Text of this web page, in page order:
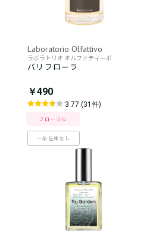
Laboratorio Olfattivo
ラボラトリオ オルファティーボ
バリフローラ
￥490
3.77 (31件)
フローラル
一部在庫なし